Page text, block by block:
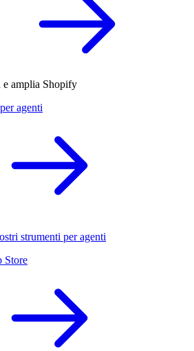
e amplia Shopify
agenti
strumenti per agenti
Store